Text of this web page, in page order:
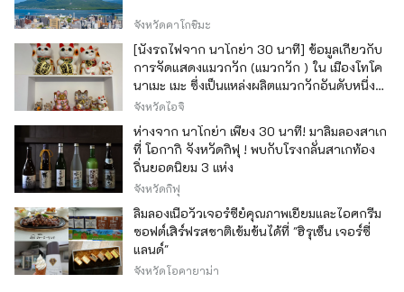
จังหวัดคาโกชิมะ
[นั่งรถไฟจาก นาโกย่า 30 นาที] ข้อมูลเกี่ยวกับ
การจัดแสดงแมวกวัก (แมวกวัก ) ใน เมืองโทโค
นาเมะ เมะ ซึ่งเป็นแหล่งผลิตแมวกวักอันดับหนึ่ง
ของญี่ปุ่น
จังหวัดไอจิ
ห่างจาก นาโกย่า เพียง 30 นาที! มาลิ้มลองสาเก
ที่ โอกากิ จังหวัดกิฟุ ! พบกับโรงกลั่นสาเกท้อง
ถิ่นยอดนิยม 3 แห่ง
จังหวัดกิฟุ
ลิ้มลองเนื้อวัวเจอร์ซีย์คุณภาพเยี่ยมและไอศกรีม
ซอฟต์เสิร์ฟรสชาติเข้มข้นได้ที่ "ฮิรุเซ็น เจอร์ซี่
แลนด์"
จังหวัดโอคายาม่า